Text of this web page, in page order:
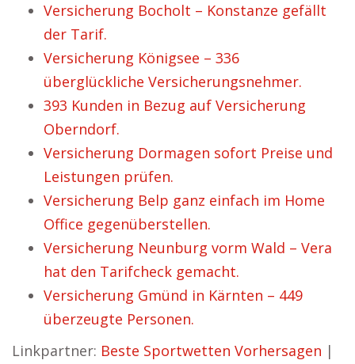
Versicherung Bocholt – Konstanze gefällt
der Tarif.
Versicherung Königsee – 336
überglückliche Versicherungsnehmer.
393 Kunden in Bezug auf Versicherung
Oberndorf.
Versicherung Dormagen sofort Preise und
Leistungen prüfen.
Versicherung Belp ganz einfach im Home
Office gegenüberstellen.
Versicherung Neunburg vorm Wald – Vera
hat den Tarifcheck gemacht.
Versicherung Gmünd in Kärnten – 449
überzeugte Personen.
Linkpartner: Beste Sportwetten Vorhersagen |